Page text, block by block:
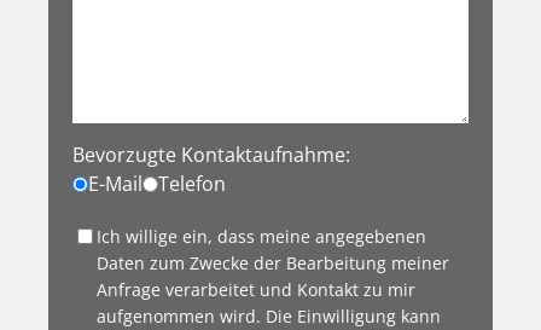
Bevorzugte Kontaktaufnahme:
E-Mail
Telefon
Ich willige ein, dass meine angegebenen
Daten zum Zwecke der Bearbeitung meiner
Anfrage verarbeitet und Kontakt zu mir
aufgenommen wird. Die Einwilligung kann